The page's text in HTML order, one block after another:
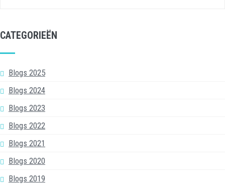
CATEGORIEËN
Blogs 2025
Blogs 2024
Blogs 2023
Blogs 2022
Blogs 2021
Blogs 2020
Blogs 2019